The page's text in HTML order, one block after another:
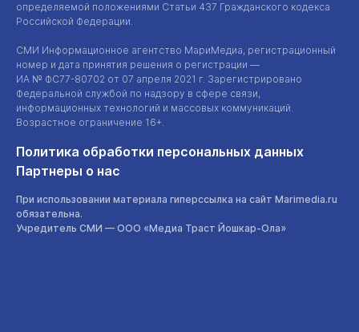
определяемой положениями Статьи 437 Гражданского кодекса
Российской Федерации.
СМИ Информационное агентство МариМедиа, регистрационный
номер и дата принятия решения о регистрации —
ИА № ФС77-80702 от 07 апреля 2021 г. Зарегистрировано
Федеральной службой по надзору в сфере связи,
информационных технологий и массовых коммуникаций.
Возрастное ограничение 16+.
Политика обработки персональных данных
Партнеры о нас
При использовании материала гиперссылка на сайт Marimedia.ru
обязательна.
Учредитель СМИ — ООО «Медиа Траст Йошкар-Ола»